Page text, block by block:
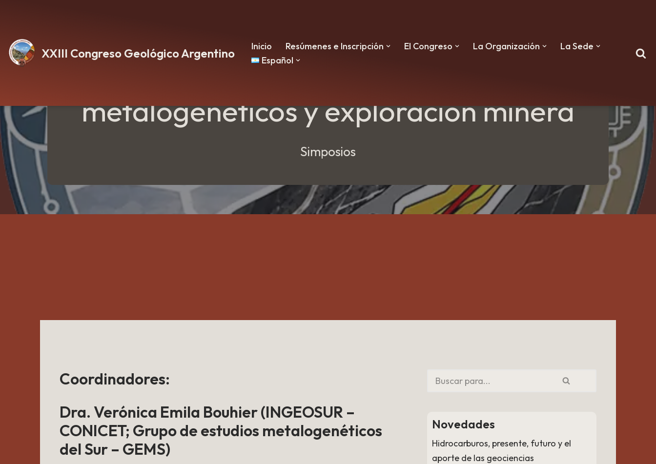
al
contenidoXXIII Congreso Geológico Argentino Inicio Resúmenes e Inscripción El Congreso La Organización
La Sede
Español
I. Metales críticos: modelos
metalogenéticos y exploración minera
Simposios
Coordinadores:
Dra. Verónica Emila Bouhier (INGEOSUR –
CONICET; Grupo de estudios metalogenéticos
del Sur – GEMS)
Novedades
Hidrocarburos, presente, futuro y el
aporte de las geociencias